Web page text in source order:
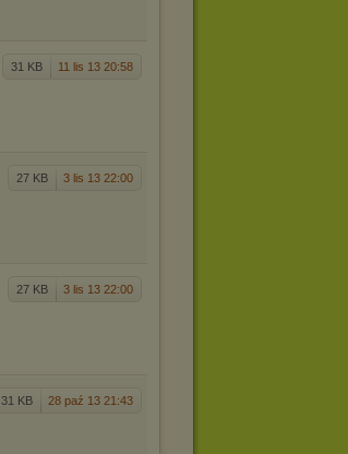
31 KB 11 lis 13 20:58
27 KB 3 lis 13 22:00
27 KB 3 lis 13 22:00
31 KB 28 paź 13 21:43